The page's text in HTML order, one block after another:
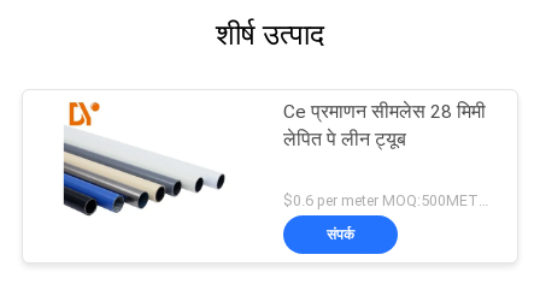
शीर्ष उत्पाद
Ce प्रमाणन सीमलेस 28 मिमी
लेपित पे लीन ट्यूब
संपर्क